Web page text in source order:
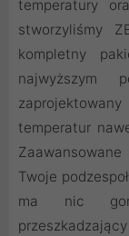
temperatury
stworzyliśmy
kompletny
najwyższym
temperatur
Twoje
ma nic